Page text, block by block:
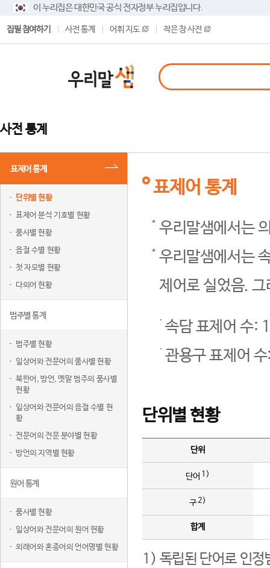
이 누리집은 대한민국 공식 전자정부 누리집입니다.
집필 참여하기 사전 통계 어휘 지도 작은 창 사전
사전 통계
표제어 통계
단위별 현황
표제어 분석 기호별 현황
품사별 현황
음절 수별 현황
첫 자모별 현황
다의어 현황
범주별 통계
범주별 현황
일상어와 전문어의 품사별 현황
북한어, 방언, 옛말 범주의 품사별
현황
일상어와 전문어의 음절 수별 현
황
전문어의 전문 분야별 현황
방언의 지역별 현황
원어 통계
품사별 현황
일상어와 전문어의 원어 현황
외래어와 혼종어의 언어명별 현황
표제어 통계
우리말샘에서는
우리말샘에서는
제어로 실었음.
속담 표제어 수:
관용구 표제어
단위별 현황
단위
단어 1)
구2)
합계
1) 독립된 단어로 인정